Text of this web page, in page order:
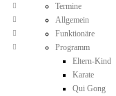
Termine
Allgemein
Funktionäre
Programm
Eltern-Kind
Karate
Qui Gong